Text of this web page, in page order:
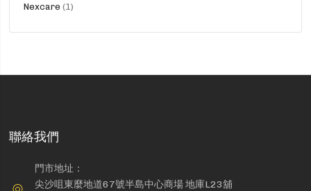
Nexcare 1貨
聯絡我們
門市地址：
尖沙咀東麼地道67號半島中心商場 地庫L23舖